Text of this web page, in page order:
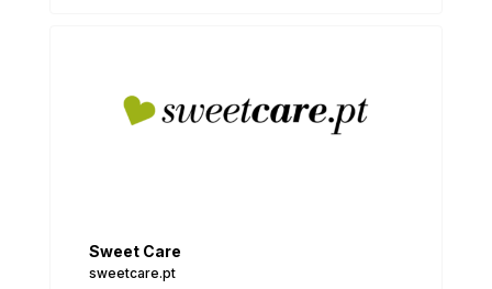
Sweet Care
sweetcare.pt